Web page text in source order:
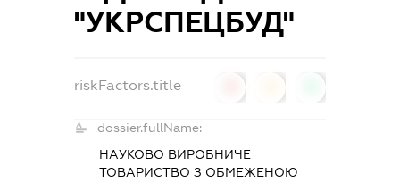
"УКРСПЕЦБУД"
riskFactors.title
dossier.fullName:
НАУКОВО ВИРОБНИЧЕ
ТОВАРИСТВО З ОБМЕЖЕНОЮ